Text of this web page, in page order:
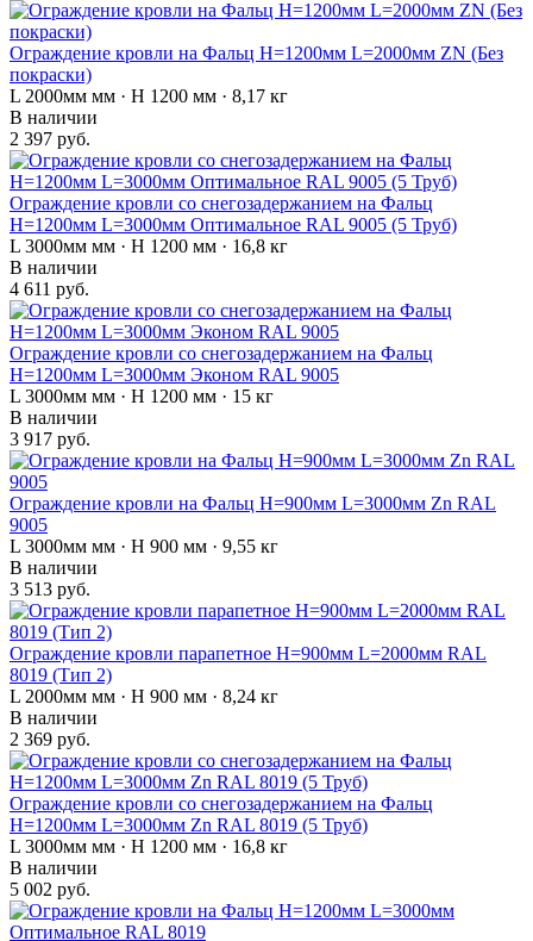
Ограждение кровли на Фальц H=1200мм L=2000мм ZN (Без
покраски)
L 2000мм мм · H 1200 мм · 8,17 кг
В наличии
2 397 руб.
Ограждение кровли со снегозадержанием на Фальц
H=1200мм L=3000мм Оптимальное RAL 9005 (5 Труб)
L 3000мм мм · H 1200 мм · 16,8 кг
В наличии
4 611 руб.
Ограждение кровли со снегозадержанием на Фальц
H=1200мм L=3000мм Эконом RAL 9005
L 3000мм мм · H 1200 мм · 15 кг
В наличии
3 917 руб.
Ограждение кровли на Фальц H=900мм L=3000мм Zn RAL
9005
L 3000мм мм · H 900 мм · 9,55 кг
В наличии
3 513 руб.
Ограждение кровли парапетное H=900мм L=2000мм RAL
8019 (Тип 2)
L 2000мм мм · H 900 мм · 8,24 кг
В наличии
2 369 руб.
Ограждение кровли со снегозадержанием на Фальц
H=1200мм L=3000мм Zn RAL 8019 (5 Труб)
L 3000мм мм · H 1200 мм · 16,8 кг
В наличии
5 002 руб.